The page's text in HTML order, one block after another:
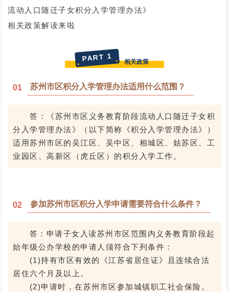
流动人口随迁子女积分入学管理办法》
相关政策解读来啦
PART 1 相关政策
01 苏州市区积分入学管理办法适用什么范围？
答：《苏州市区义务教育阶段流动人口随迁子女积
分入学管理办法》（以下简称《积分入学管理办法》）
适用苏州市区的吴江区、吴中区、相城区、姑苏区、工
业园区、高新区（虎丘区）的积分入学工作。
02 参加苏州市区积分入学申请需要符合什么条件？
答：申请子女入读苏州市区范围内义务教育阶段起
始年级公办学校的申请人须符合下列条件：
(1)持有市区有效的《江苏省居住证》且连续合法
居住六个月及以上。
(2)申请时，在苏州市区参加城镇职工社会保险。